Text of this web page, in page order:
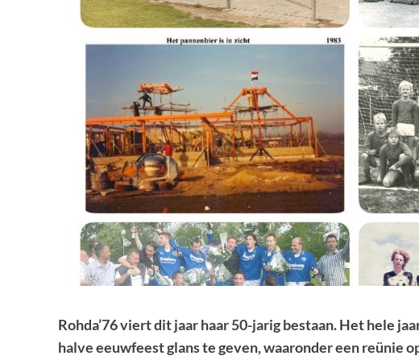
Rohda’76 viert dit jaar haar 50-jarig bestaan. Het hele
halve eeuwfeest glans te geven, waaronder een reünie